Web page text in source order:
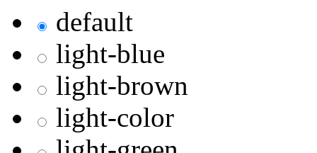
default
light-blue
light-brown
light-color